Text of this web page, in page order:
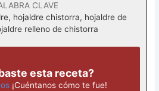
CLAVE
hojaldre chistorra, hojaldre de
relleno de chistorra
esta receta?
¡Cuéntanos cómo te fue!